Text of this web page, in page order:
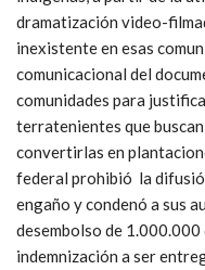
dramatización video-
inexistente en esas
comunicacional del
comunidades para
terratenientes que
convertirlas en
federal prohibió la
engaño y condenó a sus
desembolso de
indemnización a ser